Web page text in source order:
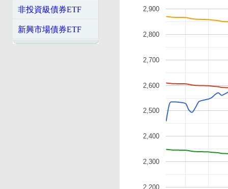
非投資級債券ETF
新興市場債券ETF
2,200
2,300
2,400
2,500
2,600
2,700
2,800
2,900